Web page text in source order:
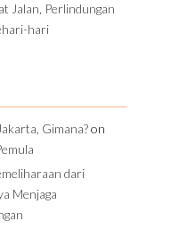
Jalan, Perlindungan
hari
Gimana?on
dari
Menjaga